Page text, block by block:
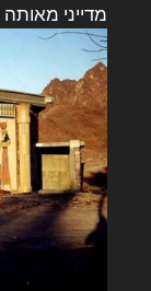
מדייני